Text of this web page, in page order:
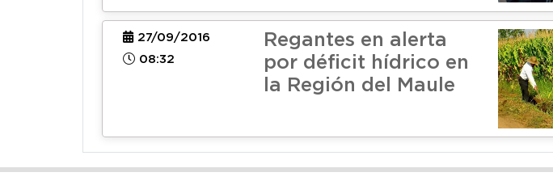
27/09/2016
08:32
Regantes en alerta
por déficit hídrico en
la Región del Maule